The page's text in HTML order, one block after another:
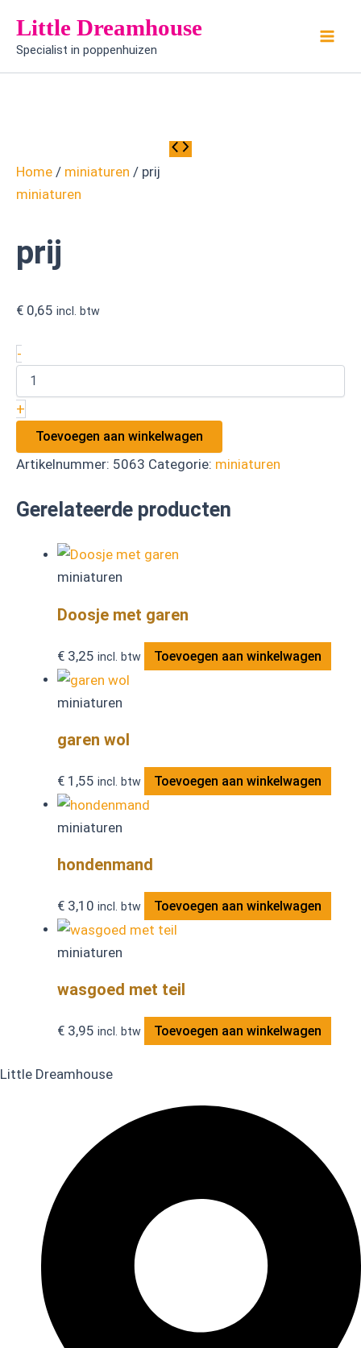
naar
inhoud
Little Dreamhouse
Specialist in poppenhuizen
Home / miniaturen / prij
miniaturen
prij
€ 0,65 incl. btw
-
aantal
+
Toevoegen aan winkelwagen
Artikelnummer: 5063 Categorie: miniaturen
Gerelateerde producten
miniaturen
Doosje met garen
€ 3,25 incl. btw Toevoegen aan winkelwagen
miniaturen
garen wol
€ 1,55 incl. btw Toevoegen aan winkelwagen
miniaturen
hondenmand
€ 3,10 incl. btw Toevoegen aan winkelwagen
miniaturen
wasgoed met teil
€ 3,95 incl. btw Toevoegen aan winkelwagen
Little Dreamhouse